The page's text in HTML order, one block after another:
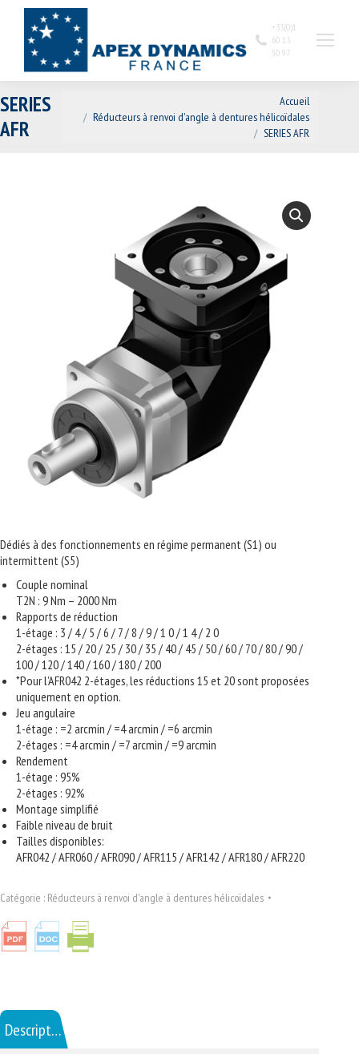
+33(0)1
60 13
50 97
SERIES
AFR
Accueil
Réducteurs à renvoi d'angle à dentures hélicoïdales
SERIES AFR
Dédiés à des fonctionnements en régime permanent (S1) ou
intermittent (S5)
Couple nominal
T2N : 9 Nm – 2000 Nm
Rapports de réduction
1-étage : 3 / 4 / 5 / 6 / 7 / 8 / 9 / 1 0 / 1 4 / 2 0
2-étages : 15 / 20 / 25 / 30 / 35 / 40 / 45 / 50 / 60 / 70 / 80 / 90 /
100 / 120 / 140 / 160 / 180 / 200
*Pour l’AFR042 2-étages, les réductions 15 et 20 sont proposées
uniquement en option.
Jeu angulaire
1-étage : =2 arcmin / =4 arcmin / =6 arcmin
2-étages : =4 arcmin / =7 arcmin / =9 arcmin
Rendement
1-étage : 95%
2-étages : 92%
Montage simplifié
Faible niveau de bruit
Tailles disponibles:
AFR042 / AFR060 / AFR090 / AFR115 / AFR142 / AFR180 / AFR220
Catégorie : Réducteurs à renvoi d'angle à dentures hélicoïdales
Description